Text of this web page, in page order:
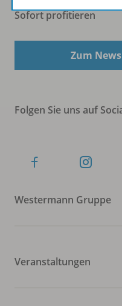
Sofort profitieren
Zum
Folgen Sie uns auf
Westermann Gruppe
Veranstaltungen